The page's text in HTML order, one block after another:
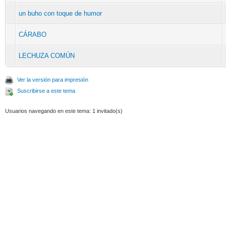
un buho con toque de humor
CÁRABO
LECHUZA COMÚN
Ver la versión para impresión
Suscribirse a este tema
Usuarios navegando en este tema: 1 invitado(s)